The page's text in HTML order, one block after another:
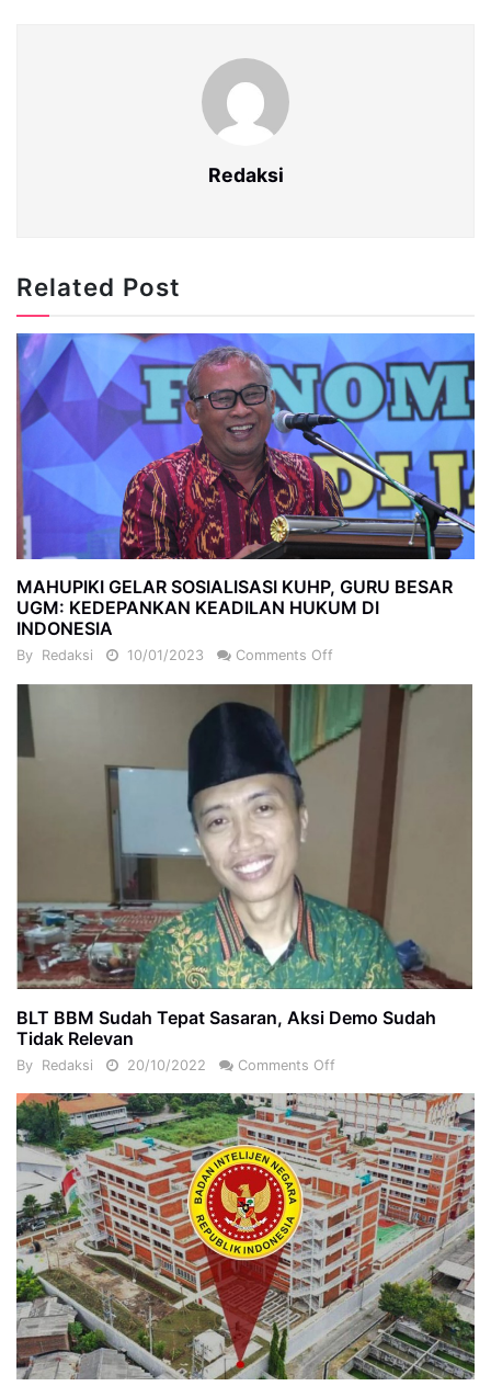
Redaksi
Related Post
MAHUPIKI GELAR SOSIALISASI KUHP, GURU BESAR
UGM: KEDEPANKAN KEADILAN HUKUM DI
INDONESIA
By Redaksi 10/01/2023 Comments Off
BLT BBM Sudah Tepat Sasaran, Aksi Demo Sudah
Tidak Relevan
By Redaksi 20/10/2022 Comments Off